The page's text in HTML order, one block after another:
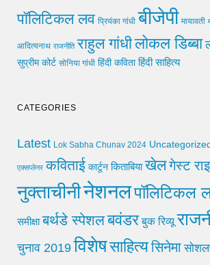
पॉलिटिकल लव प्रियंका गांधी बीजेपी मायावती
आदित्यनाथ राजनीति राहुल गांधीलोकल डिब्बा
सुप्रीम कोर्ट सोनिया गांधी हिंदी कविता हिंदी साहित्य
CATEGORIES
Latest Lok Sabha Chunav 2024
एक्सप्लेनर कविताई कार्टून किताबिया खेलगेस्ट
नुक्ताचीनीनेशनलपॉलिटिकल
समीक्षा बर्थडे स्पेशलबवंडर बुक रिव्यू
चुनाव 2019 विशेषसाहित्यसिनेमा